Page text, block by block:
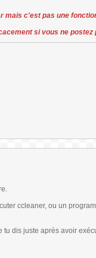
mais c'est pas une
si vous ne postez
ccleaner, ou un
dis juste après avoir